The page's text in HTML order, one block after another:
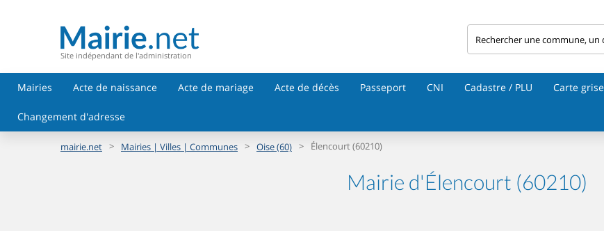
Site indépendant de l'administration
Mairies Acte de naissance Acte de mariage Acte de décès Passeport CNI Cadastre / PLU Carte grise
Changement d'adresse
mairie.net > Mairies | Villes | Communes > Oise (60) > Élencourt (60210)
Mairie d'Élencourt (60210)